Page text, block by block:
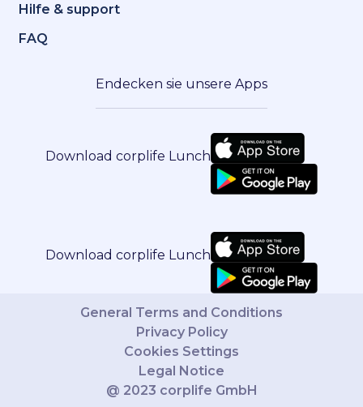
Hilfe & support
FAQ
Endecken sie unsere Apps
Download corplife Lunch
Download corplife Lunch
General Terms and Conditions
Privacy Policy
Cookies Settings
Legal Notice
@ 2023 corplife GmbH